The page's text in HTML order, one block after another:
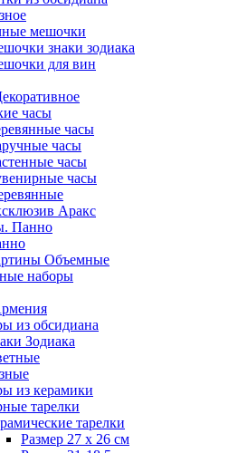
мешочки
знаки зодиака
для вин
часы
часы
часы
часы
часы
Аракс
Панно
Объемные
наборы
из обсидиана
Зодиака
из керамики
тарелки
тарелки
Размер 27 х 26 см